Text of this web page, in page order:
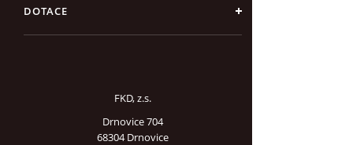
DOTACE
FKD, z.s.
Drnovice 704
68304 Drnovice